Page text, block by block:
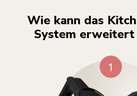
Wie kann das
System erweitert